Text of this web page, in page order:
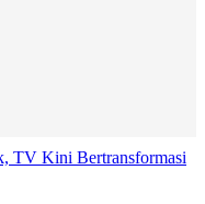
TV Kini Bertransformasi